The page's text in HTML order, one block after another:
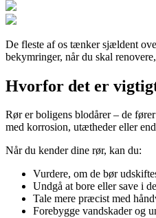
De fleste af os tænker sjældent
bekymringer, når du skal
Hvorfor det er
Rør er boligens blodårer – de
med korrosion, utætheder eller
Når du kender dine rør, kan du:
Vurdere, om de bør
Undgå at bore eller save i
Tale mere præcist med
Forebygge vandskader og